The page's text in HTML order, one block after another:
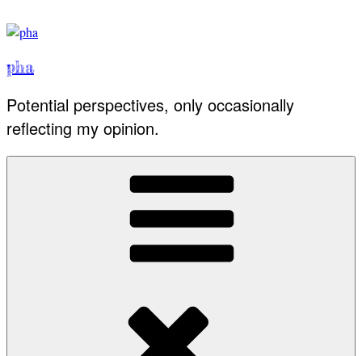
to
pha
Potential perspectives, only occasionally
reflecting my opinion.